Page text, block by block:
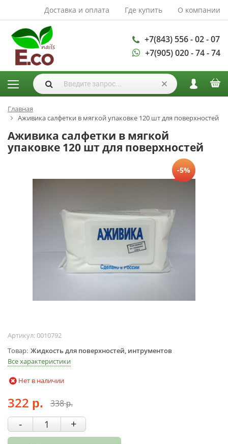
Доставка и оплата Где купить О компании
+7(843) 556 - 02 - 07
+7(905) 020 - 74 - 74
АКСЕССУАРЫ И
РАСХОДНЫЕ
МАТЕРИАЛЫ
Аксессуары
Запасные
лампы
Кисти
Одноразовая
продукция
Пилки
ГЕЛЬ ЛАКИ
лака
моделирования
лаки
Аппараты для
маникюра и
педикюра
Лампа-лупа
Лампы
Пылесосы
Стерилизаторы
УЗ-ванны
Главная
Аживика салфетки в мягкой упаковке 120 шт для поверхностей
Аживика салфетки в мягкой
упаковке 120 шт для поверхностей
-5%
Артикул:0010792
Товар Жидкость для поверхностей, интрументов
Все характеристики
Нет в наличии
322 р. 338р.
- +